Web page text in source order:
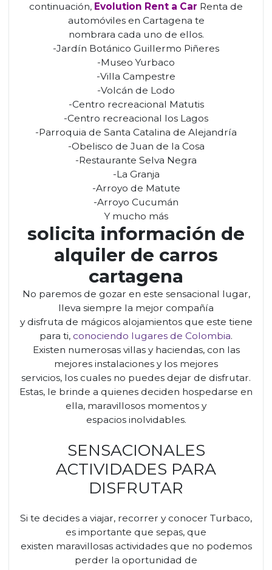
continuación, Evolution Rent a Car Renta de
automóviles en Cartagena te
nombrara cada uno de ellos.
-Jardín Botánico Guillermo Piñeres
-Museo Yurbaco
-Villa Campestre
-Volcán de Lodo
-Centro recreacional Matutis
-Centro recreacional los Lagos
-Parroquia de Santa Catalina de Alejandría
-Obelisco de Juan de la Cosa
-Restaurante Selva Negra
-La Granja
-Arroyo de Matute
-Arroyo Cucumán
Y mucho más
solicita información de
alquiler de carros
cartagena
No paremos de gozar en este sensacional lugar,
lleva siempre la mejor compañía
y disfruta de mágicos alojamientos que este tiene
para ti, conociendo lugares de Colombia.
Existen numerosas villas y haciendas, con las
mejores instalaciones y los mejores
servicios, los cuales no puedes dejar de disfrutar.
Estas, le brinde a quienes deciden hospedarse en
ella, maravillosos momentos y
espacios inolvidables.
SENSACIONALES
ACTIVIDADES PARA
DISFRUTAR
Si te decides a viajar, recorrer y conocer Turbaco,
es importante que sepas, que
existen maravillosas actividades que no podemos
perder la oportunidad de